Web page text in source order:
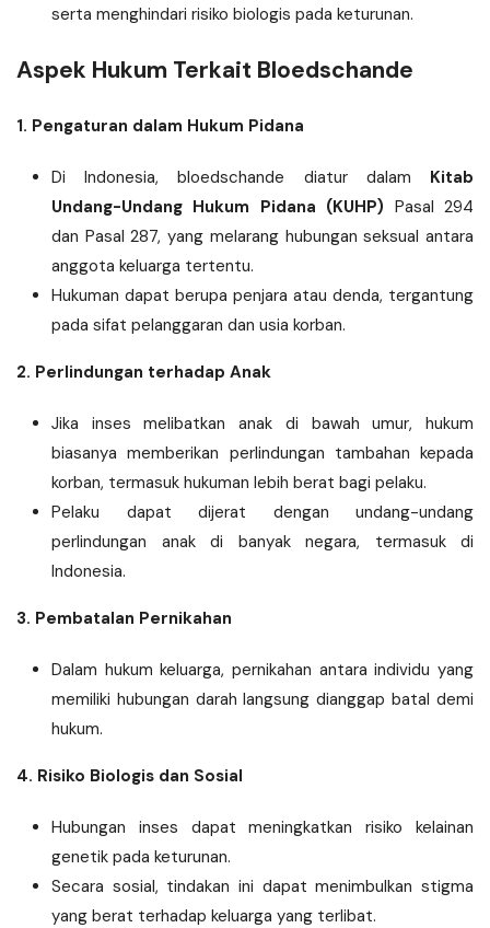
serta menghindari risiko biologis pada keturunan.
Aspek Hukum Terkait Bloedschande
1. Pengaturan dalam Hukum Pidana
Di Indonesia, bloedschande diatur dalam Kitab
Undang-Undang Hukum Pidana (KUHP) Pasal 294
dan Pasal 287, yang melarang hubungan seksual antara
anggota keluarga tertentu.
Hukuman dapat berupa penjara atau denda, tergantung
pada sifat pelanggaran dan usia korban.
2. Perlindungan terhadap Anak
Jika inses melibatkan anak di bawah umur, hukum
biasanya memberikan perlindungan tambahan kepada
korban, termasuk hukuman lebih berat bagi pelaku.
Pelaku dapat dijerat dengan undang-undang
perlindungan anak di banyak negara, termasuk di
Indonesia.
3. Pembatalan Pernikahan
Dalam hukum keluarga, pernikahan antara individu yang
memiliki hubungan darah langsung dianggap batal demi
hukum.
4. Risiko Biologis dan Sosial
Hubungan inses dapat meningkatkan risiko kelainan
genetik pada keturunan.
Secara sosial, tindakan ini dapat menimbulkan stigma
yang berat terhadap keluarga yang terlibat.